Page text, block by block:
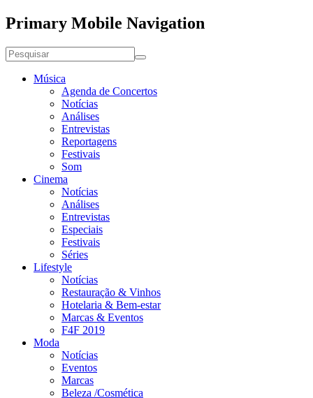
Primary Mobile Navigation
Música
Agenda de Concertos
Notícias
Análises
Entrevistas
Reportagens
Festivais
Som
Cinema
Notícias
Análises
Entrevistas
Especiais
Festivais
Séries
Lifestyle
Notícias
Restauração & Vinhos
Hotelaria & Bem-estar
Marcas & Eventos
F4F 2019
Moda
Notícias
Eventos
Marcas
Beleza /Cosmética